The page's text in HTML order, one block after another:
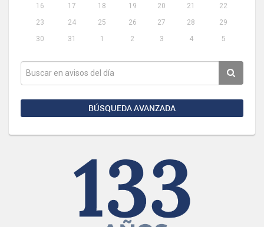
16
17 18 19 20 21
22
23
24 25 26 27 28
29
30
31 1 2 3 4 5
BÚSQUEDA AVANZADA